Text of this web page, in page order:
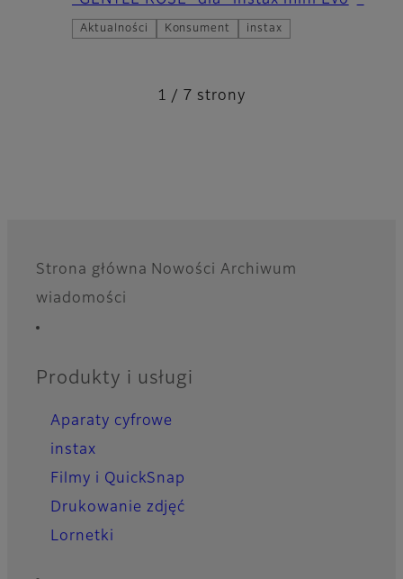
Aktualności Konsument instax
1 / 7 strony
Footer
Strona główna Nowości Archiwum
wiadomości
Quick Links
Produkty i usługi
Aparaty cyfrowe
instax
Filmy i QuickSnap
Drukowanie zdjęć
Lornetki